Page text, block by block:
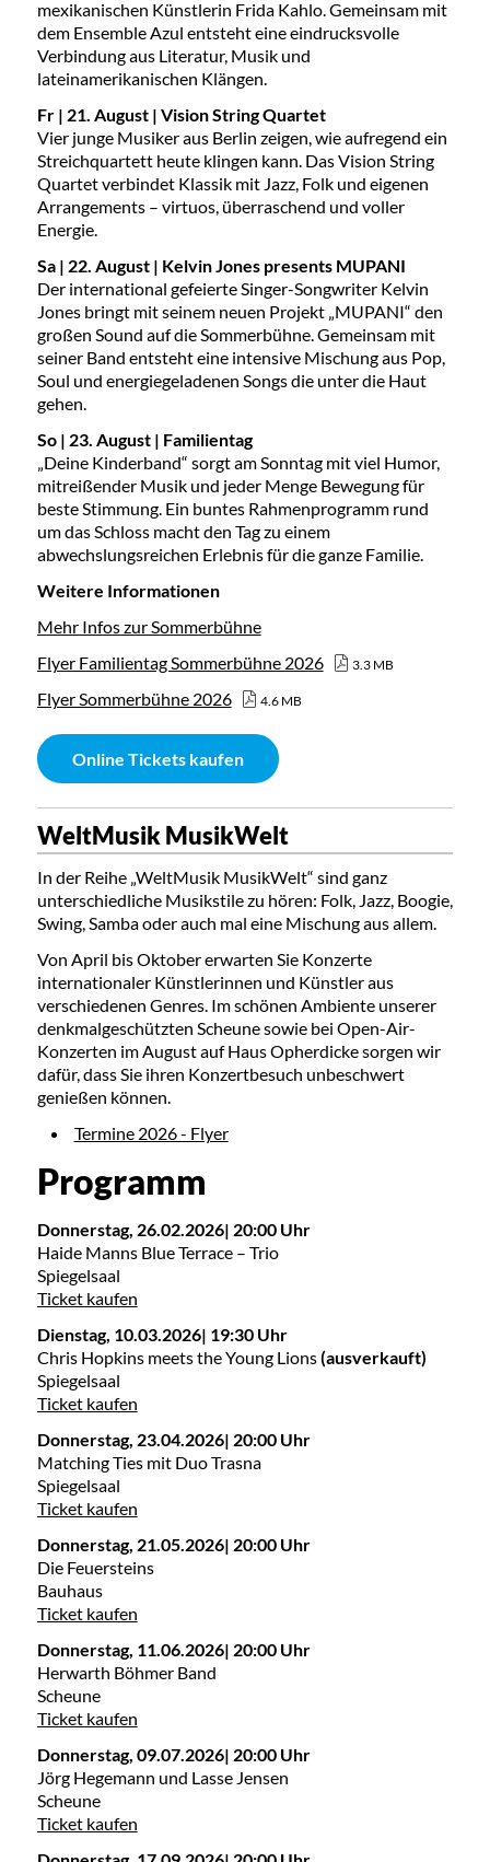
mexikanischen Künstlerin Frida Kahlo. Gemeinsam mit
dem Ensemble Azul entsteht eine eindrucksvolle
Verbindung aus Literatur, Musik und
lateinamerikanischen Klängen.
Fr | 21. August | Vision String Quartet
Vier junge Musiker aus Berlin zeigen, wie aufregend ein
Streichquartett heute klingen kann. Das Vision String
Quartet verbindet Klassik mit Jazz, Folk und eigenen
Arrangements – virtuos, überraschend und voller
Energie.
Sa | 22. August | Kelvin Jones presents MUPANI
Der international gefeierte Singer-Songwriter Kelvin
Jones bringt mit seinem neuen Projekt „MUPANI“ den
großen Sound auf die Sommerbühne. Gemeinsam mit
seiner Band entsteht eine intensive Mischung aus Pop,
Soul und energiegeladenen Songs die unter die Haut
gehen.
So | 23. August | Familientag
„Deine Kinderband“ sorgt am Sonntag mit viel Humor,
mitreißender Musik und jeder Menge Bewegung für
beste Stimmung. Ein buntes Rahmenprogramm rund
um das Schloss macht den Tag zu einem
abwechslungsreichen Erlebnis für die ganze Familie.
Weitere Informationen
Mehr Infos zur Sommerbühne
Flyer Familientag Sommerbühne 2026
3.3 MB
Flyer Sommerbühne 2026 4.6 MB
Online Tickets kaufen
WeltMusik MusikWelt
In der Reihe „WeltMusik MusikWelt“ sind ganz
unterschiedliche Musikstile zu hören: Folk, Jazz, Boogie,
Swing, Samba oder auch mal eine Mischung aus allem.
Von April bis Oktober erwarten Sie Konzerte
internationaler Künstlerinnen und Künstler aus
verschiedenen Genres. Im schönen Ambiente unserer
denkmalgeschützten Scheune sowie bei Open-Air-
Konzerten im August auf Haus Opherdicke sorgen wir
dafür, dass Sie ihren Konzertbesuch unbeschwert
genießen können.
Termine 2026 - Flyer
Programm
Donnerstag, 26.02.2026| 20:00 Uhr
Haide Manns Blue Terrace – Trio
Spiegelsaal
Ticket kaufen
Dienstag, 10.03.2026| 19:30 Uhr
Chris Hopkins meets the Young Lions(ausverkauft)
Spiegelsaal
Ticket kaufen
Donnerstag, 23.04.2026| 20:00 Uhr
Matching Ties mit Duo Trasna
Spiegelsaal
Ticket kaufen
Donnerstag, 21.05.2026| 20:00 Uhr
Die Feuersteins
Bauhaus
Ticket kaufen
Donnerstag, 11.06.2026| 20:00 Uhr
Herwarth Böhmer Band
Scheune
Ticket kaufen
Donnerstag, 09.07.2026| 20:00 Uhr
Jörg Hegemann und Lasse Jensen
Scheune
Ticket kaufen